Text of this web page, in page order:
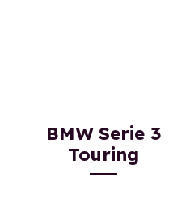
BMW Serie 3
Touring